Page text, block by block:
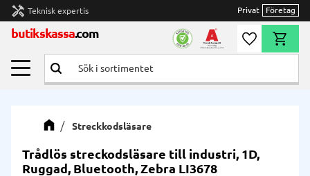
Meny
handyman Teknisk expertis Privat Företag
butikskassa.com Önskelista
Streckkodsläsare
Trådlös streckodsläsare till industri, 1D,
Ruggad, Bluetooth, Zebra LI3678